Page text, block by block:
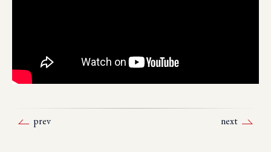
prev next